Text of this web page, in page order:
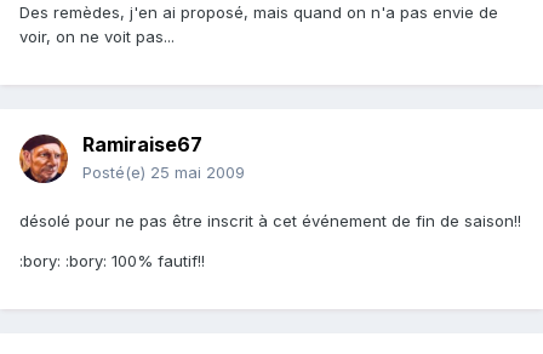
Des remèdes, j'en ai proposé, mais quand on n'a pas envie de
voir, on ne voit pas...
Ramiraise67
Posté(e) 25 mai 2009
désolé pour ne pas être inscrit à cet événement de fin de saison!!
:bory: :bory: 100% fautif!!